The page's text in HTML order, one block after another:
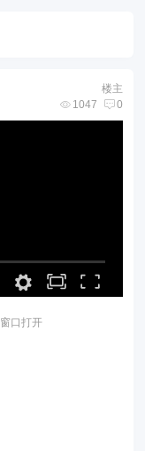
楼主
1047 0
口打开